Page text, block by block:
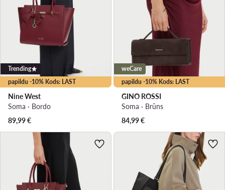
papildu -10% Kods: LAST
Trending
Nine West
Soma · Bordo
89,99€
papildu -10% Kods: LAST
weCare
GINO ROSSI
Soma · Brūns
84,99€